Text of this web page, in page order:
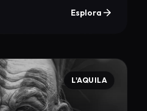
Esplora
L'AQUILA